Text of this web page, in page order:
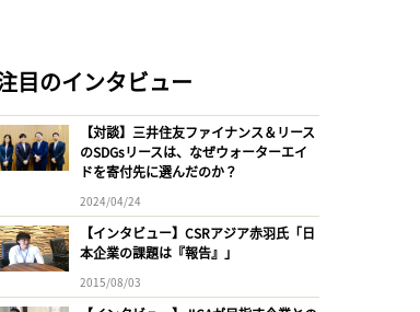
目のインタビュー
【対談】三井住友ファイナンス＆リース
のSDGsリースは、なぜウォーターエイ
ドを寄付先に選んだのか？
2024/04/24
【インタビュー】CSRアジア赤羽氏「日
本企業の課題は『報告』」
2015/08/03